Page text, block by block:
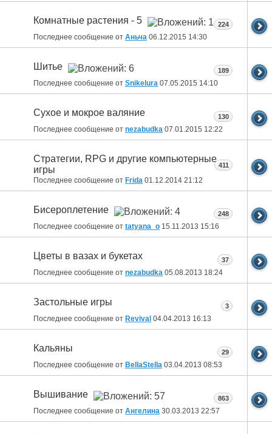
Комнатные растения - 5
Последнее сообщение от Аньча 06.12.2015 14:30
224
Шитье
Последнее сообщение от Snikelura 07.05.2015 14:10
189
Сухое и мокрое валяние
Последнее сообщение от nezabudka 07.01.2015 12:22
130
Стратегии, RPG и другие компьютерные
игры
Последнее сообщение от Fridа 01.12.2014 21:12
411
Бисероплетение
Последнее сообщение от tatyana_o 15.11.2013 15:16
248
Цветы в вазах и букетах
Последнее сообщение от nezabudka 05.08.2013 18:24
37
Застольные игры
Последнее сообщение от Revival 04.04.2013 16:13
3
Кальяны
Последнее сообщение от BellaStella 03.04.2013 08:53
29
Вышивание
Последнее сообщение от Ангелина 30.03.2013 22:57
863